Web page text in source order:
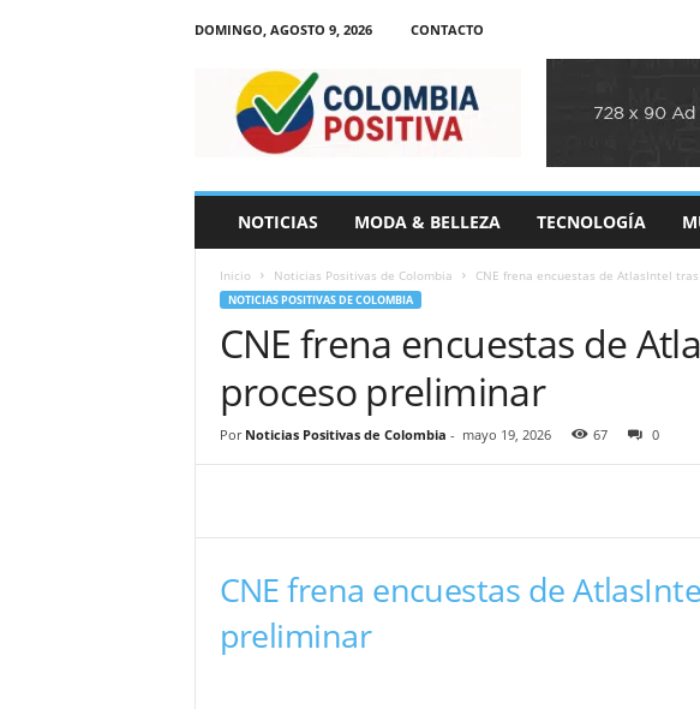
DOMINGO, AGOSTO 9, 2026
CONTACTO
i
NOTICIAS MODA & BELLEZA TECNOLOGÍA
Inicio Noticias Positivas de Colombia CNE frena encuestas de AtlasIntel
NOTICIAS POSITIVAS DE COLOMBIA
CNE frena encuestas de
proceso preliminar
Por Noticias Positivas de Colombia - mayo 19, 2026 67 0
CNE frena encuestas de
preliminar